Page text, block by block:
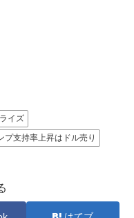
イズ
プ支持率上昇はドル売り